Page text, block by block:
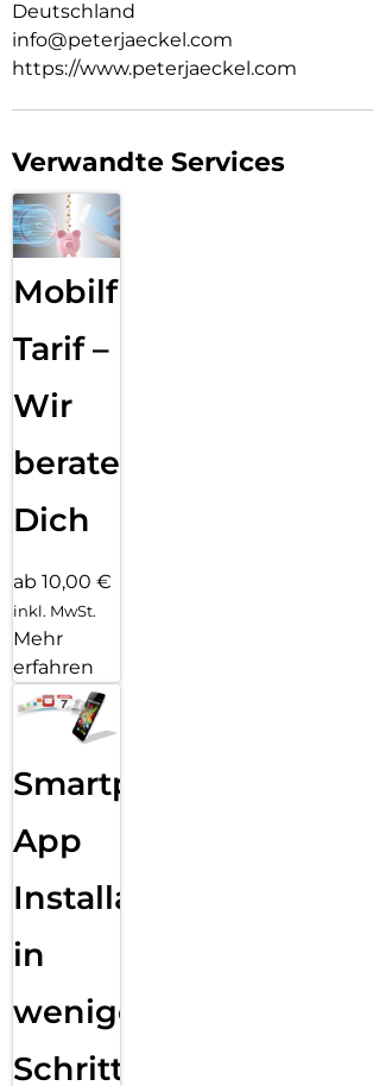
Deutschland
info@peterjaeckel.com
https://www.peterjaeckel.com
Verwandte Services
Mobilfunk
Tarif –
Wir
beraten
Dich
ab 10,00 €
inkl. MwSt.
Mehr
erfahren
Smartphone
App
Installation
in
wenigen
Schritten